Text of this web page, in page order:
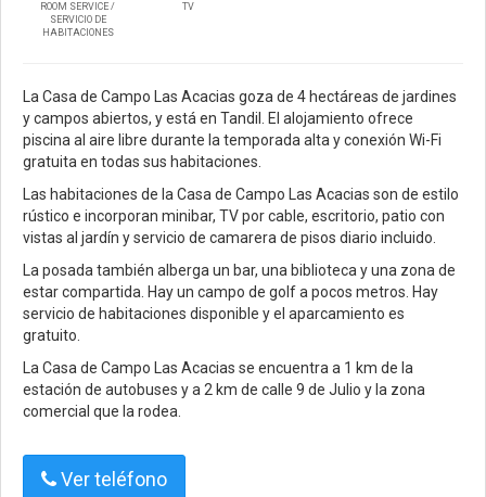
ROOM SERVICE /
SERVICIO DE
HABITACIONES
TV
La Casa de Campo Las Acacias goza de 4 hectáreas de jardines
y campos abiertos, y está en Tandil. El alojamiento ofrece
piscina al aire libre durante la temporada alta y conexión Wi-Fi
gratuita en todas sus habitaciones.
Las habitaciones de la Casa de Campo Las Acacias son de estilo
rústico e incorporan minibar, TV por cable, escritorio, patio con
vistas al jardín y servicio de camarera de pisos diario incluido.
La posada también alberga un bar, una biblioteca y una zona de
estar compartida. Hay un campo de golf a pocos metros. Hay
servicio de habitaciones disponible y el aparcamiento es
gratuito.
La Casa de Campo Las Acacias se encuentra a 1 km de la
estación de autobuses y a 2 km de calle 9 de Julio y la zona
comercial que la rodea.
Ver teléfono